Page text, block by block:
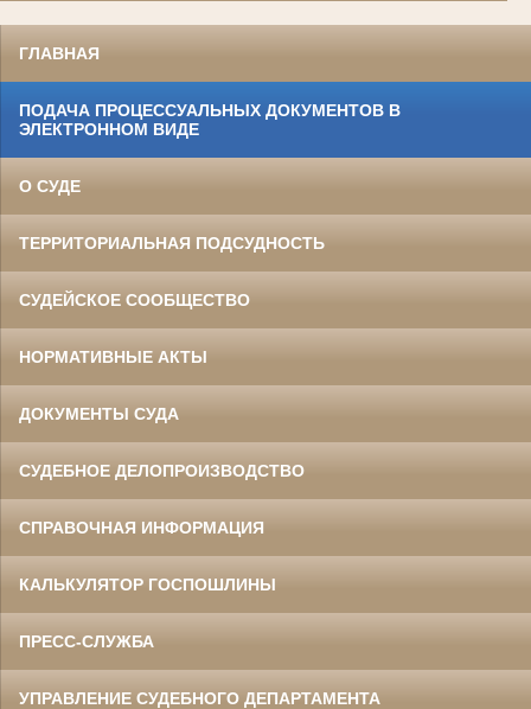
ГЛАВНАЯ
ПОДАЧА ПРОЦЕССУАЛЬНЫХ ДОКУМЕНТОВ В
ЭЛЕКТРОННОМ ВИДЕ
О СУДЕ
ТЕРРИТОРИАЛЬНАЯ ПОДСУДНОСТЬ
СУДЕЙСКОЕ СООБЩЕСТВО
НОРМАТИВНЫЕ АКТЫ
ДОКУМЕНТЫ СУДА
СУДЕБНОЕ ДЕЛОПРОИЗВОДСТВО
СПРАВОЧНАЯ ИНФОРМАЦИЯ
КАЛЬКУЛЯТОР ГОСПОШЛИНЫ
ПРЕСС-СЛУЖБА
УПРАВЛЕНИЕ СУДЕБНОГО ДЕПАРТАМЕНТА